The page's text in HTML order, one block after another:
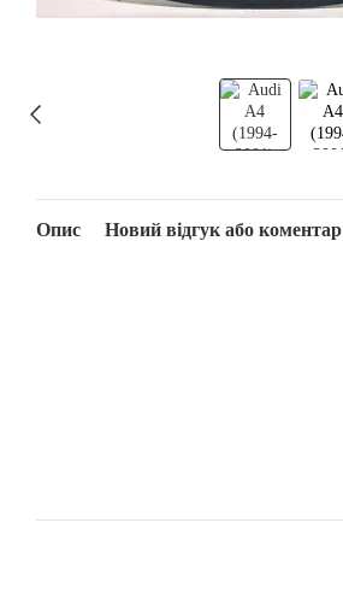
Опис Новий відгук або коментар